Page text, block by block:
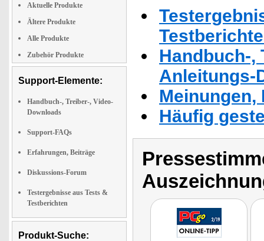
Aktuelle Produkte
Ältere Produkte
Alle Produkte
Zubehör Produkte
Support-Elemente:
Handbuch-, Treiber-, Video-
Downloads
Support-FAQs
Erfahrungen, Beiträge
Diskussions-Forum
Testergebnisse aus Tests &
Testberichten
Produkt-Suche:
Handbuch-,
Anleitungs-
Häufig